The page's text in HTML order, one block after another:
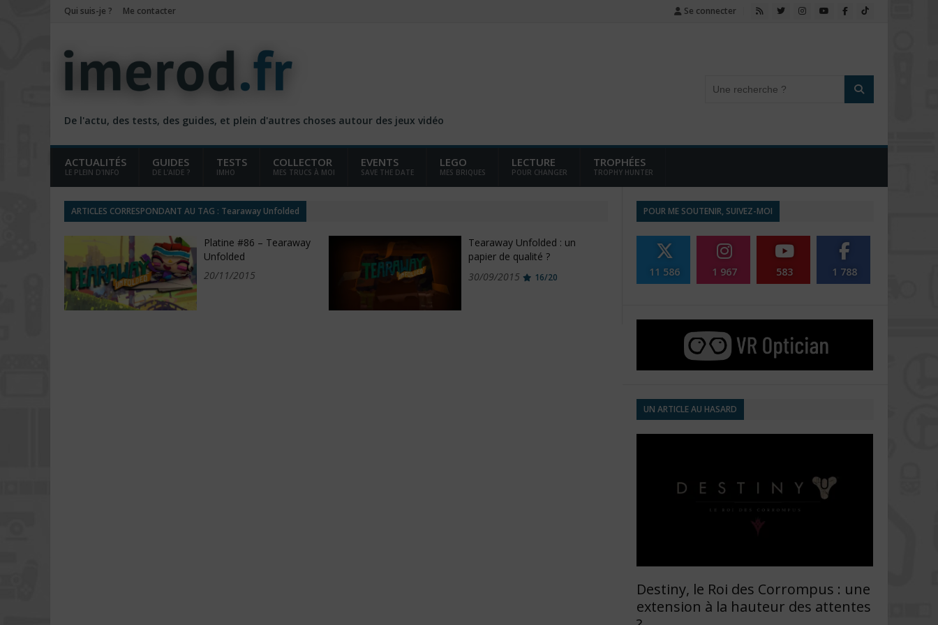
Qui suis-je ? Me contacter Se connecter
De l'actu, des tests, des guides, et plein d'autres choses autour des jeux vidéo
ACTUALITÉS
LE PLEIN D'INFO
GUIDES
DE L'AIDE ?
TESTS
IMHO
COLLECTOR
MES TRUCS À MOI
EVENTS
SAVE THE DATE
LEGO
MES BRIQUES
LECTURE
POUR CHANGER
TROPHÉES
TROPHY HUNTER
ARTICLES CORRESPONDANT AU TAG : Tearaway Unfolded
Platine #86 – Tearaway
Unfolded
20/11/2015
Tearaway Unfolded : un
papier de qualité ?
30/09/2015
16/20
POUR ME SOUTENIR, SUIVEZ-MOI
11 586 1 967 583 1 788
UN ARTICLE AU HASARD
Destiny, le Roi des Corrompus : une
extension à la hauteur des attentes